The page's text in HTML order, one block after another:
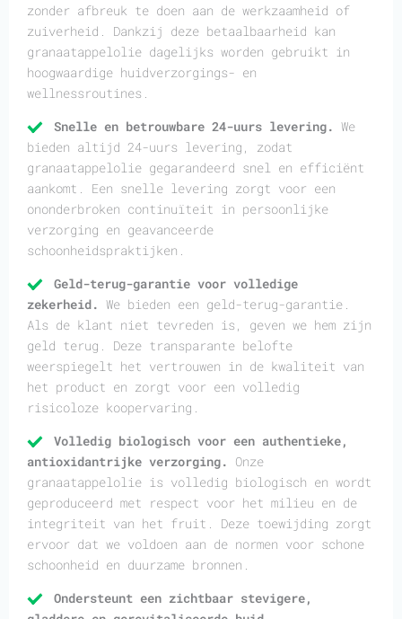
zonder afbreuk te doen aan de werkzaamheid of
zuiverheid. Dankzij deze betaalbaarheid kan
granaatappelolie dagelijks worden gebruikt in
hoogwaardige huidverzorgings- en
wellnessroutines.
Snelle en betrouwbare 24-uurs levering. We
bieden altijd 24-uurs levering, zodat
granaatappelolie gegarandeerd snel en efficiënt
aankomt. Een snelle levering zorgt voor een
ononderbroken continuïteit in persoonlijke
verzorging en geavanceerde
schoonheidspraktijken.
Geld-terug-garantie voor volledige
zekerheid. We bieden een geld-terug-garantie.
Als de klant niet tevreden is, geven we hem zijn
geld terug. Deze transparante belofte
weerspiegelt het vertrouwen in de kwaliteit van
het product en zorgt voor een volledig
risicoloze koopervaring.
Volledig biologisch voor een authentieke,
antioxidantrijke verzorging. Onze
granaatappelolie is volledig biologisch en wordt
geproduceerd met respect voor het milieu en de
integriteit van het fruit. Deze toewijding zorgt
ervoor dat we voldoen aan de normen voor schone
schoonheid en duurzame bronnen.
Ondersteunt een zichtbaar stevigere,